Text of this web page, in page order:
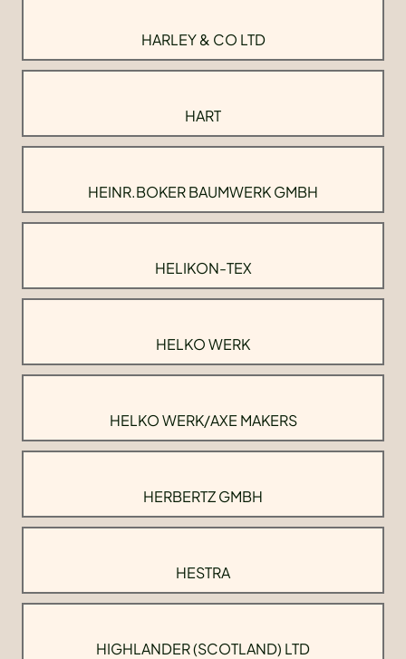
HARLEY & CO LTD
HART
HEINR.BOKER BAUMWERK GMBH
HELIKON-TEX
HELKO WERK
HELKO WERK/AXE MAKERS
HERBERTZ GMBH
HESTRA
HIGHLANDER (SCOTLAND) LTD